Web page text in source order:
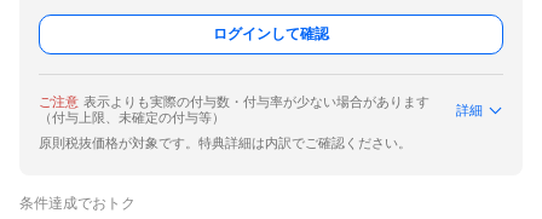
ログインして確認
ご注意 表示よりも実際の付与数・付与率が少ない場合があります
（付与上限、未確定の付与等）
詳細
原則税抜価格が対象です。特典詳細は内訳でご確認ください。
条件達成でおトク